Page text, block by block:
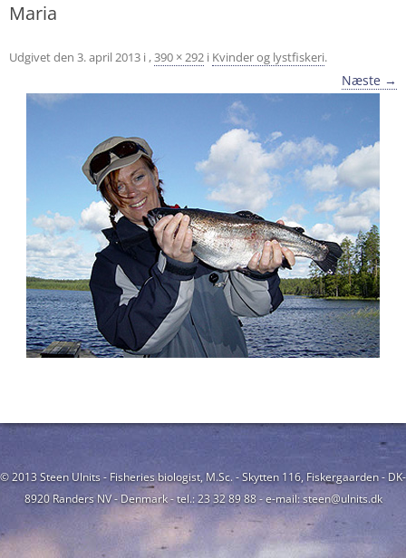
Maria
Udgivet den 3. april 2013 i ,390 × 292 i Kvinder og lystfiskeri.
Næste →
© 2013 Steen Ulnits - Fisheries biologist, M.Sc. - Skytten 116, Fiskergaarden - DK-
8920 Randers NV - Denmark - tel.: 23 32 89 88 - e-mail: steen@ulnits.dk